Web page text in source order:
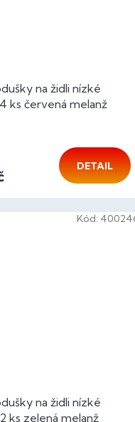
na židli nízké
ks červená melanž
DETAIL
na židli nízké
ks zelená melanž
Kód: